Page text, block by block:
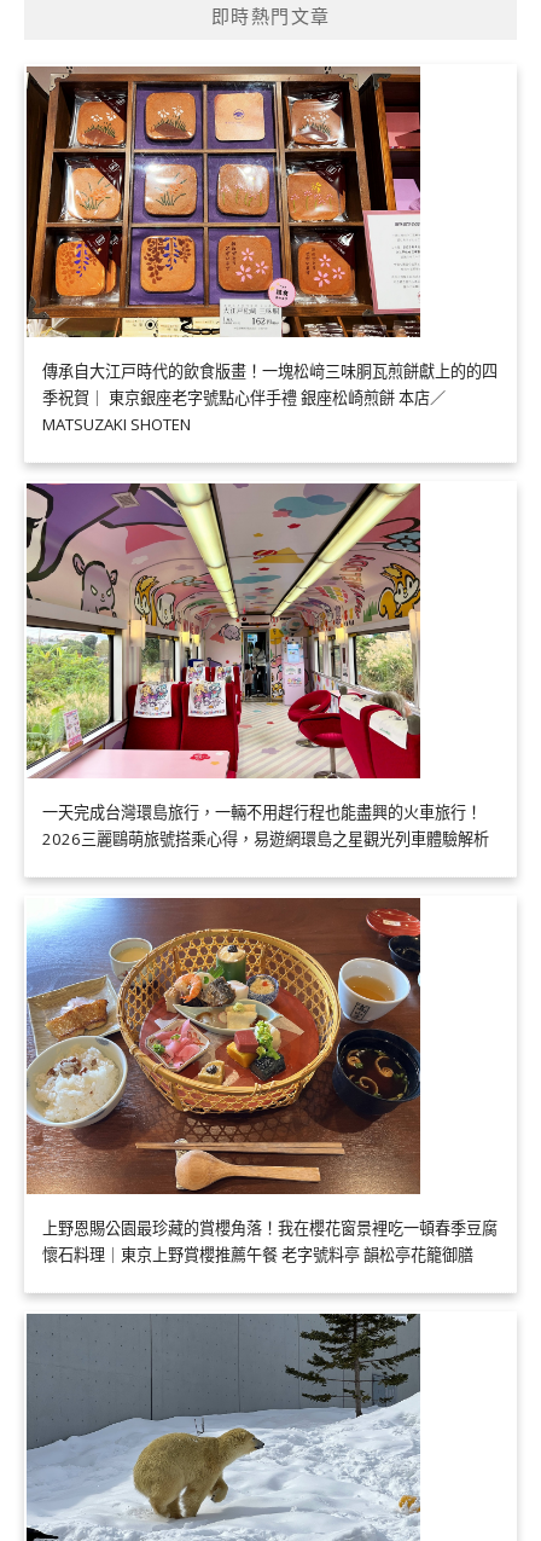
即時熱門文章
傳承自大江戸時代的飲食版畫！一塊松﨑三味胴瓦煎餅獻上的的四
季祝賀｜ 東京銀座老字號點心伴手禮 銀座松崎煎餅 本店／
MATSUZAKI SHOTEN
一天完成台灣環島旅行，一輛不用趕行程也能盡興的火車旅行！
2026三麗鷗萌旅號搭乘心得，易遊網環島之星觀光列車體驗解析
上野恩賜公園最珍藏的賞櫻角落！我在櫻花窗景裡吃一頓春季豆腐
懷石料理｜東京上野賞櫻推薦午餐 老字號料亭 韻松亭花籠御膳